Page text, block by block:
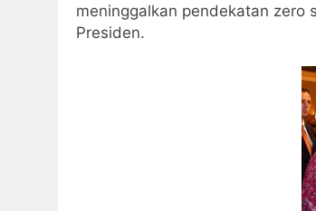
meninggalkan pendekatan zero
Presiden.